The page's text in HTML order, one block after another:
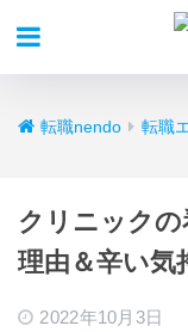
転職nendo 転職
クリニック
理由＆辛い気
2022年10月3日